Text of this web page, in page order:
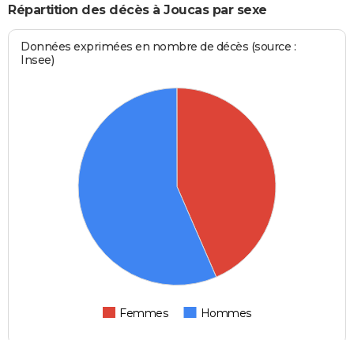
Répartition des décès à Joucas par sexe
Données exprimées en nombre de décès (source :
Insee)
Femmes Hommes